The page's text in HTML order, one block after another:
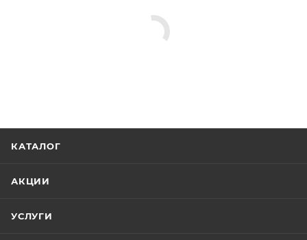
КАТАЛОГ
АКЦИИ
УСЛУГИ